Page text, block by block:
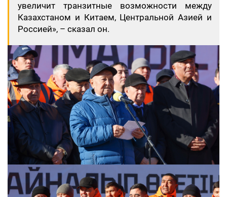
увеличит транзитные возможности между
Казахстаном и Китаем, Центральной Азией и
Россией», – сказал он.